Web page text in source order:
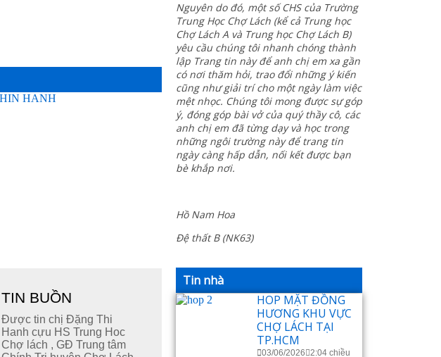
TIN BUỒN
Được tin chị Đặng Thi
Hanh cựu HS Trung Hoc
Chợ lách , GĐ Trung tâm
Nguyên do đó, một số CHS của Trường
Trung Học Chợ Lách (kể cả Trung học
Chợ Lách A và Trung học Chợ Lách B)
yêu cầu chúng tôi nhanh chóng thành
lập Trang tin này để anh chị em xa gần
có nơi thăm hỏi, trao đổi những ý kiến
cũng như giải trí cho một ngày làm việc
mệt nhọc. Chúng tôi mong được sự góp
ý, đóng góp bài vở của quý thầy cô, các
anh chị em đã từng dạy và học trong
những ngôi trường này để trang tin
ngày càng hấp dẫn, nối kết được bạn
bè khắp nơi.
Hồ Nam Hoa
Đệ thất B (NK63)
Tin nhà
HOP MẶT ĐỒNG
HƯƠNG KHU VỰC
CHỢ LÁCH TẠI
TP.HCM
03/06/2026 2:04 chiều